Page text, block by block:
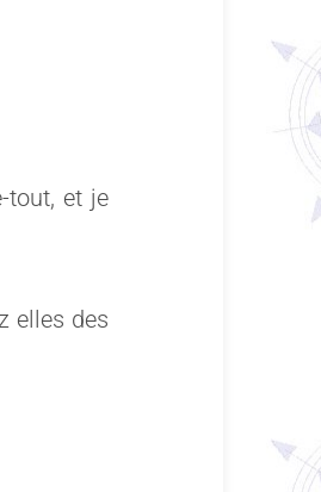
tout, et je
elles des